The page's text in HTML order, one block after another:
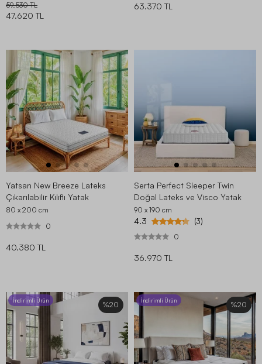
59.530 TL
47.620 TL
63.370 TL
Yatsan New Breeze Lateks
Çıkarılabilir Kılıflı Yatak
80 x 200 cm
0
40.380 TL
Serta Perfect Sleeper Twin
Doğal Lateks ve Visco Yatak
90 x 190 cm
4.3 (3)
0
36.970 TL
%20
İndirimli Ürün %20
İndirimli Ürün